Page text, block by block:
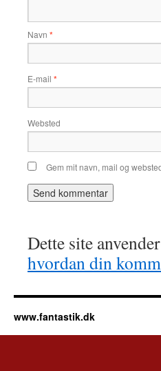
Navn *
E-mail *
Websted
Gem mit navn, mail og
Dette site
hvordan din
www.fantastik.dk